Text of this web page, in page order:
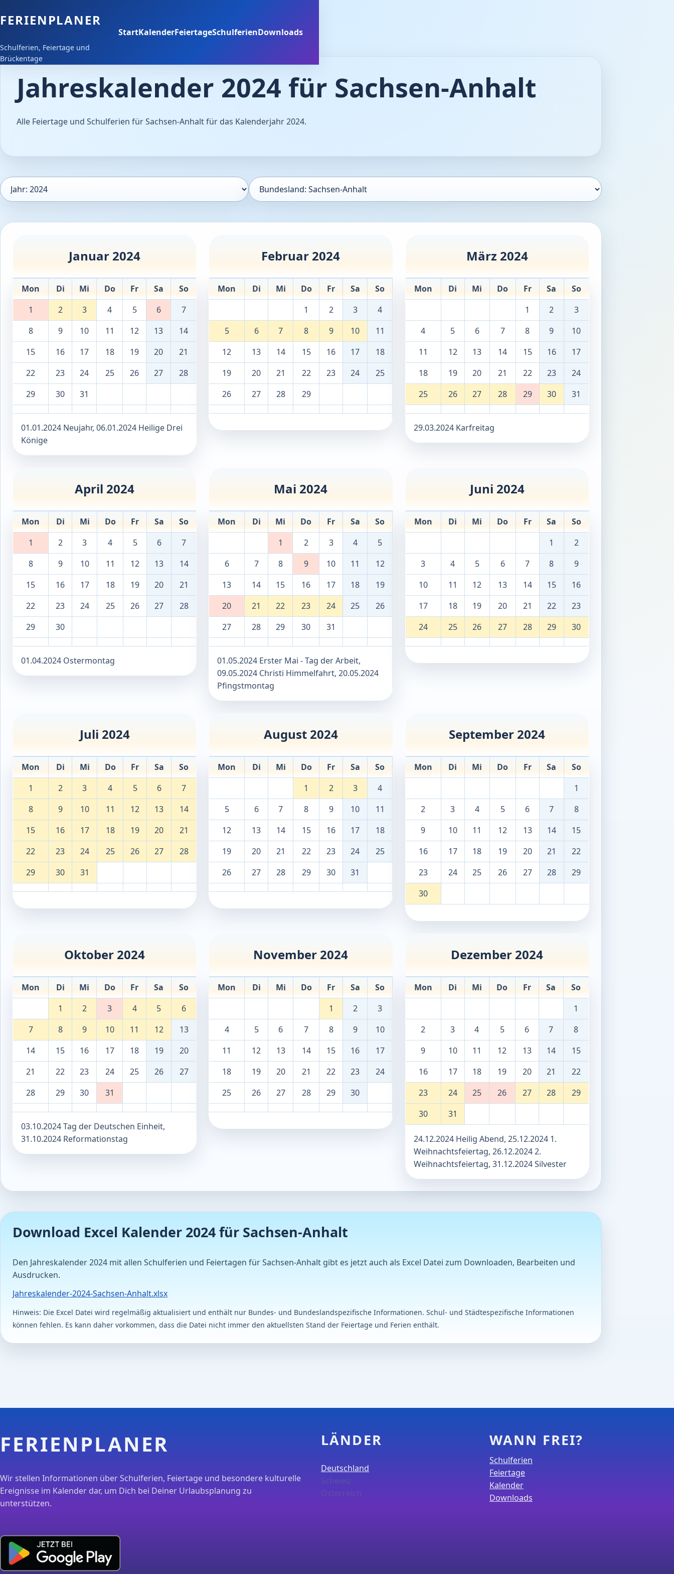
FERIENPLANER
Schulferien, Feiertage und
Brückentage
StartKalenderFeiertageSchulferienDownloads
Jahreskalender 2024 für Sachsen-Anhalt
Alle Feiertage und Schulferien für Sachsen-Anhalt für das Kalenderjahr 2024.
Kalenderjahr Bundesland
Januar 2024
Mon Di Mi Do Fr Sa
So
1
2 3 4 5 6
7
8
9 10 11 12 13
14
15
16 17 18 19 20
21
22
23 24 25 26 27
28
29
30 31
01.01.2024 Neujahr, 06.01.2024 Heilige Drei
Könige
Februar 2024
Mon Di Mi Do Fr Sa
So
1
2 3
4
5
6 7 8 9 10
11
12
13 14 15 16 17
18
19
20 21 22 23 24
25
26
27 28 29
März 2024
Mon Di Mi Do Fr Sa
So
1
2
3
4
5 6 7 8 9
10
11
12 13 14 15 16
17
18
19 20 21 22 23
24
25
26 27 28 29 30 31
29.03.2024 Karfreitag
April 2024
Mon Di Mi Do Fr Sa
So
1
2 3 4 5 6
7
8
9 10 11 12 13
14
15
16 17 18 19 20
21
22
23 24 25 26 27
28
29
30
01.04.2024 Ostermontag
Mai 2024
Mon Di Mi Do Fr Sa
So
1
2 3 4
5
6
7 8 9 10 11
12
13
14 15 16 17 18
19
20
21 22 23 24 25
26
27
28 29 30 31
01.05.2024 Erster Mai - Tag der Arbeit,
09.05.2024 Christi Himmelfahrt, 20.05.2024
Pfingstmontag
Juni 2024
Mon Di Mi Do Fr Sa
So
1
2
3
4 5 6 7 8
9
10
11 12 13 14 15
16
17
18 19 20 21 22
23
24
25 26 27 28 29 30
Juli 2024
Mon Di Mi Do Fr Sa
So
1
2 3 4 5 6
7
8
9 10 11 12 13
14
15
16 17 18 19 20
21
22
23 24 25 26 27
28
29
30 31
August 2024
Mon Di Mi Do Fr Sa
So
1
2 3
4
5
6 7 8 9 10
11
12
13 14 15 16 17
18
19
20 21 22 23 24
25
26
27 28 29 30 31
September 2024
Mon Di Mi Do Fr Sa
So
1
2
3 4 5 6 7
8
9
10 11 12 13 14
15
16
17 18 19 20 21
22
23
24 25 26 27 28
29
30
Oktober 2024
Mon Di Mi Do Fr Sa
So
1
2 3 4 5
6
7
8 9 10 11 12
13
14
15 16 17 18 19
20
21
22 23 24 25 26
27
28
29 30 31
03.10.2024 Tag der Deutschen Einheit,
31.10.2024 Reformationstag
November 2024
Mon Di Mi Do Fr Sa
So
1
2
3
4
5 6 7 8 9
10
11
12 13 14 15 16
17
18
19 20 21 22 23
24
25
26 27 28 29 30
Dezember 2024
Mon Di Mi Do Fr Sa
So
1
2
3 4 5 6 7
8
9
10 11 12 13 14
15
16
17 18 19 20 21
22
23
24 25 26 27 28
29
30
31
24.12.2024 Heilig Abend, 25.12.2024 1.
Weihnachtsfeiertag, 26.12.2024 2.
Weihnachtsfeiertag, 31.12.2024 Silvester
Download Excel Kalender 2024 für Sachsen-Anhalt
Den Jahreskalender 2024 mit allen Schulferien und Feiertagen für Sachsen-Anhalt gibt es jetzt auch als Excel Datei zum Downloaden, Bearbeiten und
Ausdrucken.
Jahreskalender-2024-Sachsen-Anhalt.xlsx
Hinweis: Die Excel Datei wird regelmäßig aktualisiert und enthält nur Bundes- und Bundeslandspezifische Informationen. Schul- und Städtespezifische Informationen
können fehlen. Es kann daher vorkommen, dass die Datei nicht immer den aktuellsten Stand der Feiertage und Ferien enthält.
FERIENPLANER
Wir stellen Informationen über Schulferien, Feiertage und besondere kulturelle
Ereignisse im Kalender dar, um Dich bei Deiner Urlaubsplanung zu
unterstützen.
LÄNDER
Deutschland
Schweiz
Österreich
WANN FREI?
Schulferien
Feiertage
Kalender
Downloads